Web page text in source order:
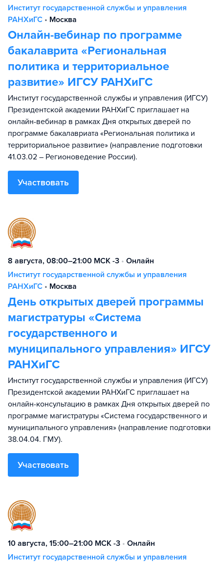
Институт государственной службы и управления
РАНХиГС • Москва
Онлайн-вебинар по программе
бакалаврита «Региональная
политика и территориальное
развитие» ИГСУ РАНХиГС
Институт государственной службы и управления (ИГСУ)
Президентской академии РАНХиГС приглашает на
онлайн-вебинар в рамках Дня открытых дверей по
программе бакалавриата «Региональная политика и
территориальное развитие» (направление подготовки
41.03.02 – Регионоведение России).
Участвовать
8 августа, 08:00–21:00 МСК -3 • Онлайн
Институт государственной службы и управления
РАНХиГС • Москва
День открытых дверей программы
магистратуры «Система
государственного и
муниципального управления» ИГСУ
РАНХиГС
Институт государственной службы и управления (ИГСУ)
Президентской академии РАНХиГС приглашает на
онлайн-консультацию в рамках Дня открытых дверей по
программе магистратуры «Система государственного и
муниципального управления» (направление подготовки
38.04.04. ГМУ).
Участвовать
10 августа, 15:00–21:00 МСК -3 • Онлайн
Институт государственной службы и управления